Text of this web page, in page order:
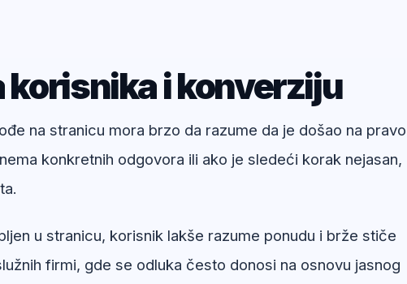
korisnika i konverziju
na stranicu mora brzo da razume da je došao na pravo
konkretnih odgovora ili ako je sledeći korak nejasan,
u stranicu, korisnik lakše razume ponudu i brže stiče
firmi, gde se odluka često donosi na osnovu jasnog